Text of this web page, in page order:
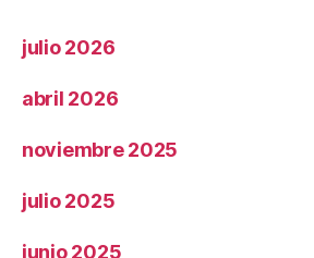
julio 2026
abril 2026
noviembre 2025
julio 2025
junio 2025